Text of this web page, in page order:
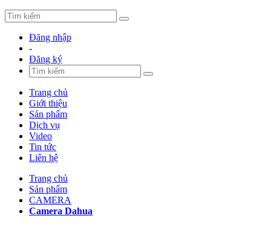
Đăng nhập
-
Đăng ký
Trang chủ
Giới thiệu
Sản phẩm
Dịch vụ
Video
Tin tức
Liên hệ
Trang chủ
Sản phẩm
CAMERA
Camera Dahua